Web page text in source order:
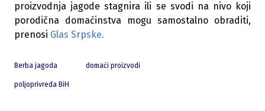
proizvodnja jagode stagnira ili se svodi na nivo koji
porodična domaćinstva mogu samostalno obraditi,
prenosi Glas Srpske.
Berba jagoda domaći proizvodi
poljoprivreda BiH